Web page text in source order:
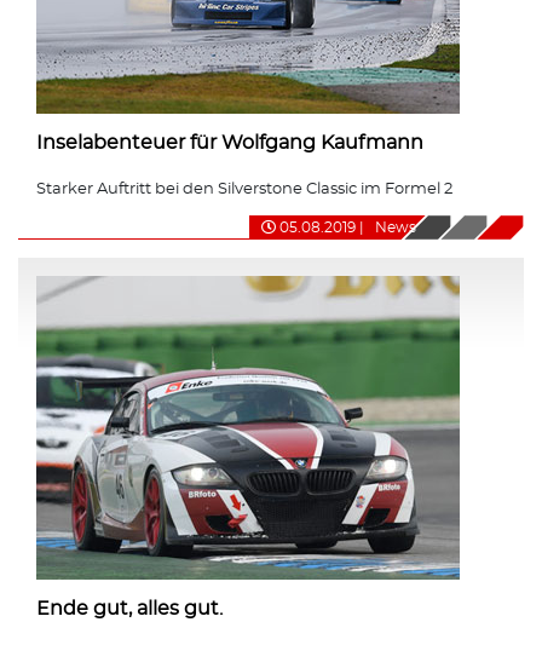
Inselabenteuer für Wolfgang Kaufmann
Starker Auftritt bei den Silverstone Classic im Formel 2
05.08.2019 News
Ende gut, alles gut.